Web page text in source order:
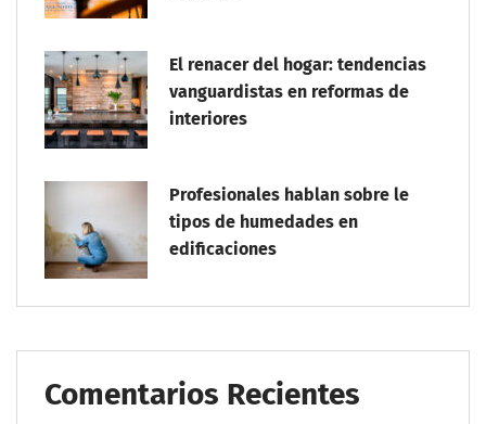
El renacer del hogar: tendencias
vanguardistas en reformas de
interiores
Profesionales hablan sobre le
tipos de humedades en
edificaciones
Comentarios Recientes